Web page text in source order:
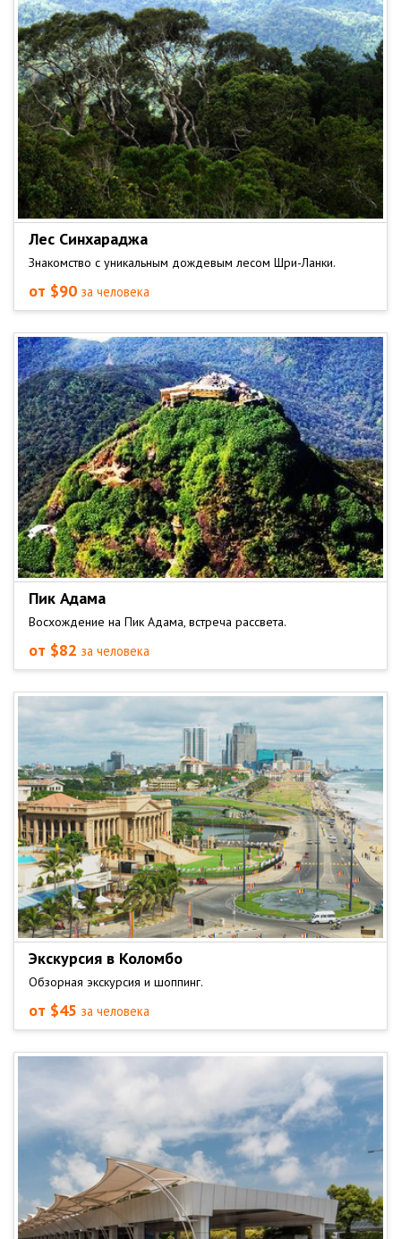
Лес Синхараджа
Знакомство с уникальным дождевым лесом Шри-Ланки.
от $90 за человека
Пик Адама
Восхождение на Пик Адама, встреча рассвета.
от $82 за человека
Экскурсия в Коломбо
Обзорная экскурсия и шоппинг.
от $45 за человека